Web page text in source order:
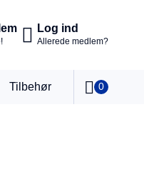
Log ind
Allerede medlem?
Tilbehør 0